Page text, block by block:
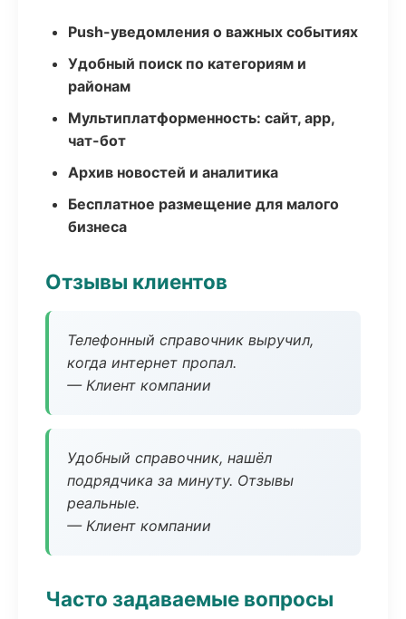
Push-уведомления о важных событиях
Удобный поиск по категориям и
районам
Мультиплатформенность: сайт, app,
чат-бот
Архив новостей и аналитика
Бесплатное размещение для малого
бизнеса
Отзывы клиентов
Телефонный справочник выручил,
когда интернет пропал.
— Клиент компании
Удобный справочник, нашёл
подрядчика за минуту. Отзывы
реальные.
— Клиент компании
Часто задаваемые вопросы